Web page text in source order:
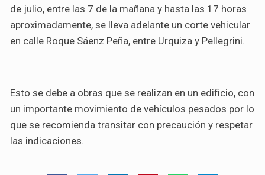
de julio, entre las 7 de la mañana y hasta las 17 horas
aproximadamente, se lleva adelante un corte vehicular
en calle Roque Sáenz Peña, entre Urquiza y Pellegrini.
Esto se debe a obras que se realizan en un edificio, con
un importante movimiento de vehículos pesados por lo
que se recomienda transitar con precaución y respetar
las indicaciones.